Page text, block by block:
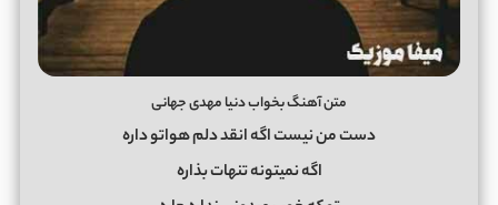
متن آهنگ بخواب دنیا مهدی جهانی
دست من نیست اگه انقد دلم هواتو داره
اگه نمیتونه تنهات بذاره